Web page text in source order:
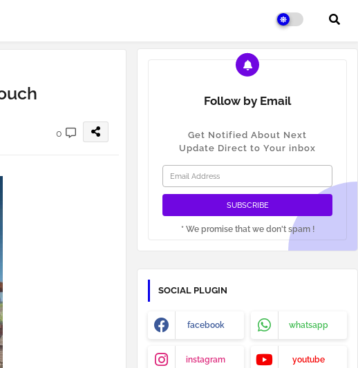
0
Follow by Email
Get Notified About Next
Update Direct to Your inbox
* We promise that we don't spam !
SOCIAL PLUGIN
facebook whatsapp
instagram youtube